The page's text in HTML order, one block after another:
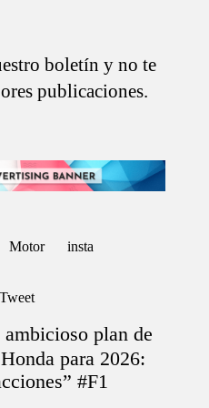
boletín y no te
publicaciones.
Motor insta
Tweet
plan de
para 2026:
#F1